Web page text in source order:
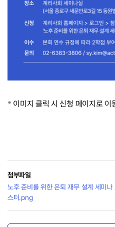
* 이미지 클릭 시 신청 페이지로 이
첨부파일
노후 준비를 위한 은퇴 재무 설계 세미나
스터.png